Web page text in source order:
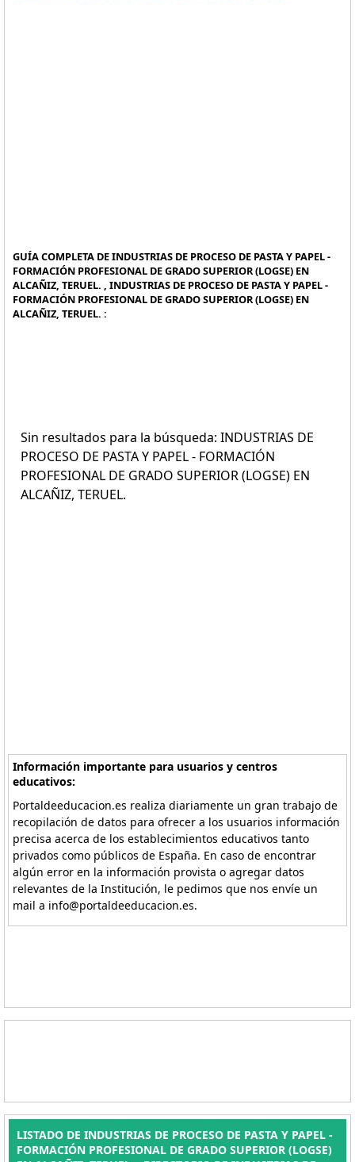
GUÍA COMPLETA DE INDUSTRIAS DE PROCESO DE PASTA Y PAPEL -
FORMACIÓN PROFESIONAL DE GRADO SUPERIOR (LOGSE) EN
ALCAÑIZ, TERUEL. , INDUSTRIAS DE PROCESO DE PASTA Y PAPEL -
FORMACIÓN PROFESIONAL DE GRADO SUPERIOR (LOGSE) EN
ALCAÑIZ, TERUEL. :
Sin resultados para la búsqueda: INDUSTRIAS DE
PROCESO DE PASTA Y PAPEL - FORMACIÓN
PROFESIONAL DE GRADO SUPERIOR (LOGSE) EN
ALCAÑIZ, TERUEL.
Información importante para usuarios y centros
educativos:
Portaldeeducacion.es realiza diariamente un gran trabajo de
recopilación de datos para ofrecer a los usuarios información
precisa acerca de los establecimientos educativos tanto
privados como públicos de España. En caso de encontrar
algún error en la información provista o agregar datos
relevantes de la Institución, le pedimos que nos envíe un
mail a info@portaldeeducacion.es.
LISTADO DE INDUSTRIAS DE PROCESO DE PASTA Y PAPEL -
FORMACIÓN PROFESIONAL DE GRADO SUPERIOR (LOGSE)